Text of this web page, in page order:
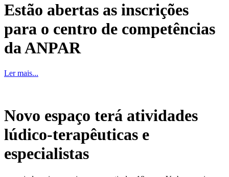
Estão abertas as inscrições
para o centro de competências
da ANPAR
Ler mais...
Novo espaço terá atividades
lúdico-terapêuticas e
especialistas